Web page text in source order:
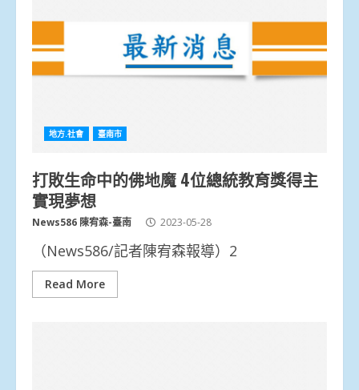
地方.社會 臺南市
打敗生命中的佛地魔 4位總統教育獎得主
實現夢想
News586 陳宥森-臺南 2023-05-28
（News586/記者陳宥森報導）2
Read More